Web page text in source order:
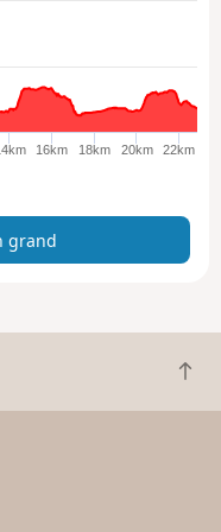
e
r
a
r
t
e
g
n
16km 18km 20km 22km
grand
R
e